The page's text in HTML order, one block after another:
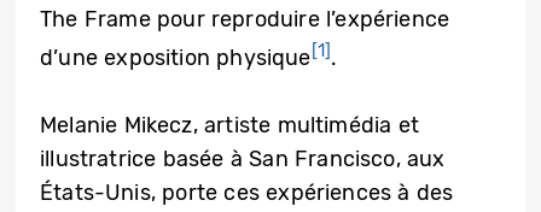
The Frame pour reproduire l’expérience
d’une exposition physique[1].
Melanie Mikecz, artiste multimédia et
illustratrice basée à San Francisco, aux
États-Unis, porte ces expériences à des